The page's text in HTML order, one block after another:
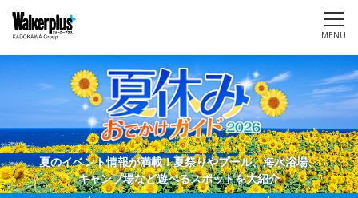
MENU
夏のイベント情報が満載！夏祭りやプール、海水浴場、
キャンプ場など遊べるスポットを大紹介